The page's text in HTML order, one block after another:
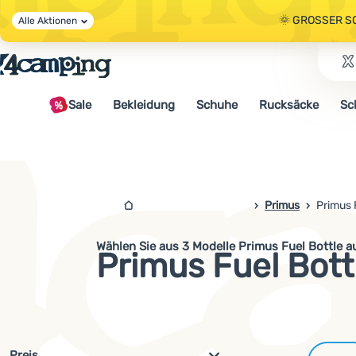
🌞 GROSSER
🤫 - 10 % AUF
🌞 GROSSER
Alle Aktionen
Sale Bekleidung Schuhe Rucksäcke
4campingshop.de
Primus Primus
Primus Fuel
Wählen Sie aus 3 Modelle Primus Fuel Bottle